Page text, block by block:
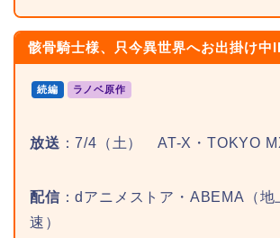
骸骨騎士様、只今異世界へお出掛け中II
続編 ラノベ原作
放送 ：7/4（土） AT-X・TOKYO
配信 ：dアニメストア・ABEMA（地
速）